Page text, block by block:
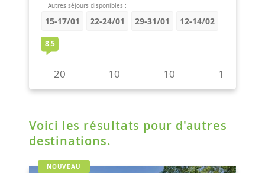
Voici les résultats pour d'autres
destinations.